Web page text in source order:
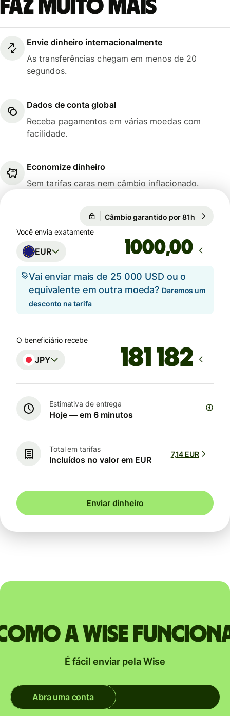
faz muito mais
Envie dinheiro internacionalmente
As transferências chegam em menos de 20
segundos.
Dados de conta global
Receba pagamentos em várias moedas com
facilidade.
Economize dinheiro
Sem tarifas caras nem câmbio inflacionado.
Câmbio garantido por 81h
Você envia exatamente
EUR ,00
Vai enviar mais de 25 000 USD ou o
equivalente em outra moeda? Daremos um
desconto na tarifa
O beneficiário recebe
JPY
Estimativa de entrega
Hoje — em 6 minutos
Total em tarifas
Incluídos no valor em EUR
7,14 EUR
Enviar dinheiro
a Wise
É fácil enviar pela Wise
Abra uma conta